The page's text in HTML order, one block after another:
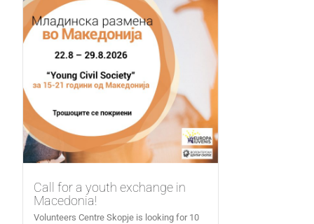
Call for a youth exchange in
Macedonia!
Volunteers Centre Skopje is looking for 10